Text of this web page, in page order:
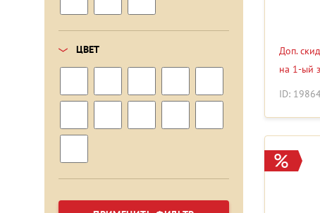
ЦВЕТ Доп.
на 1-ый
ID: